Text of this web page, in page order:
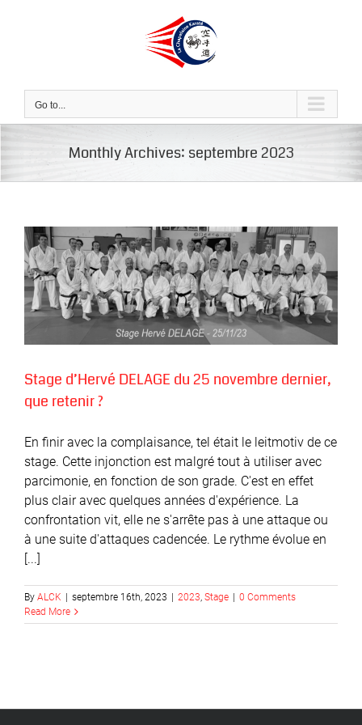
Go to...
Monthly Archives: septembre 2023
Stage d’Hervé DELAGE du 25 novembre dernier,
que retenir ?
En finir avec la complaisance, tel était le leitmotiv de ce
stage. Cette injonction est malgré tout à utiliser avec
parcimonie, en fonction de son grade. C'est en effet
plus clair avec quelques années d'expérience. La
confrontation vit, elle ne s'arrête pas à une attaque ou
à une suite d'attaques cadencée. Le rythme évolue en
[...]
By ALCK septembre 16th, 2023 2023, Stage
0 Comments
Read More